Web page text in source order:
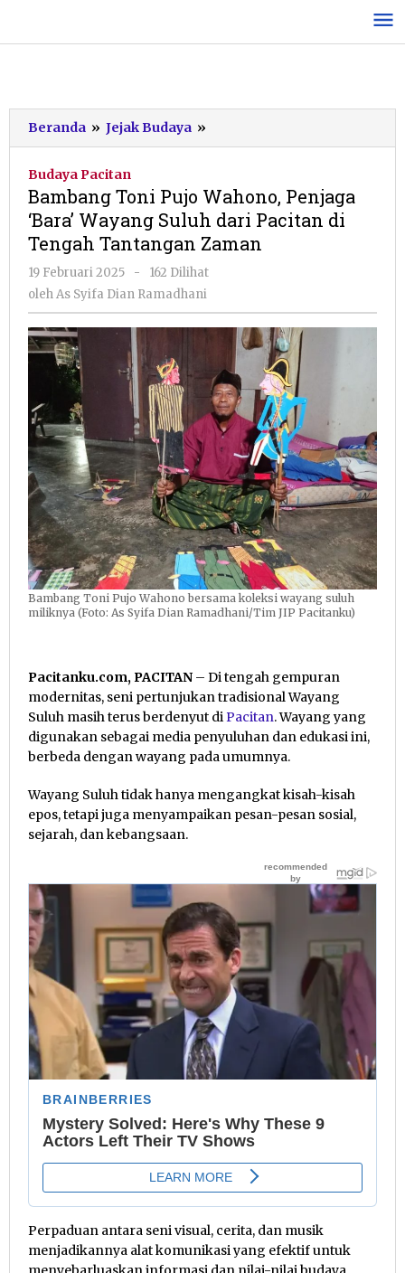
konten
Beranda » Jejak Budaya »
Toni
Penjaga
‘Bara’
Wayang
dari
di
Tengah
Tantangan
Zaman
Budaya Pacitan
Bambang Toni Pujo Wahono, Penjaga
‘Bara’ Wayang Suluh dari Pacitan di
Tengah Tantangan Zaman
19 Februari 2025
oleh
As
Ramadhani
-
162 Dilihat
olehAs Syifa Dian Ramadhani
Bambang Toni Pujo Wahono bersama koleksi wayang suluh
miliknya (Foto: As Syifa Dian Ramadhani/Tim JIP Pacitanku)
Pacitanku.com, PACITAN – Di tengah gempuran
modernitas, seni pertunjukan tradisional Wayang
Suluh masih terus berdenyut diPacitan. Wayang yang
digunakan sebagai media penyuluhan dan edukasi ini,
berbeda dengan wayang pada umumnya.
Wayang Suluh tidak hanya mengangkat kisah-kisah
epos, tetapi juga menyampaikan pesan-pesan sosial,
sejarah, dan kebangsaan.
Perpaduan antara seni visual, cerita, dan musik
menjadikannya alat komunikasi yang efektif untuk